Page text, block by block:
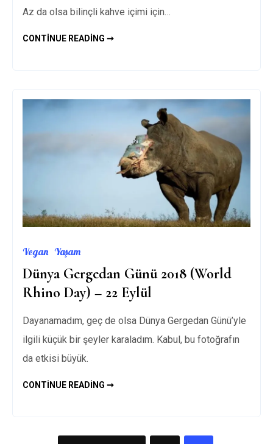
Az da olsa bilinçli kahve içimi için…
CONTINUE READING ➞KRONOTROP
Vegan Yaşam
Dünya Gergedan Günü 2018 (World
Rhino Day) – 22 Eylül
Dayanamadım, geç de olsa Dünya Gergedan Günü’yle
ilgili küçük bir şeyler karaladım. Kabul, bu fotoğrafın
da etkisi büyük.
CONTINUE READING ➞DÜNYA
DAY)